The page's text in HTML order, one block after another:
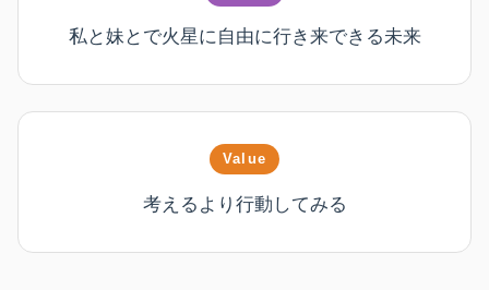
私と妹とで火星に自由に行き来できる未来
Value
考えるより行動してみる